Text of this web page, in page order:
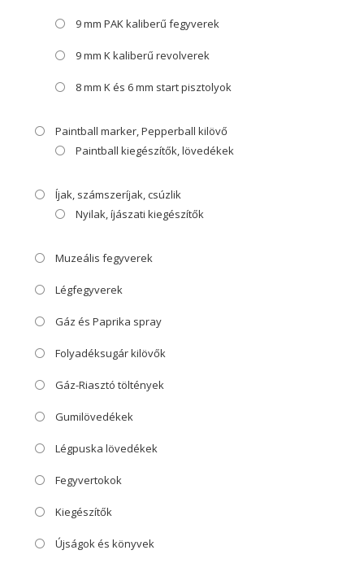
9 mm PAK kaliberű fegyverek
9 mm K kaliberű revolverek
8 mm K és 6 mm start pisztolyok
Paintball marker, Pepperball kilövő
Paintball kiegészítők, lövedékek
Íjak, számszeríjak, csúzlik
Nyilak, íjászati kiegészítők
Muzeális fegyverek
Légfegyverek
Gáz és Paprika spray
Folyadéksugár kilövők
Gáz-Riasztó töltények
Gumilövedékek
Légpuska lövedékek
Fegyvertokok
Kiegészítők
Újságok és könyvek